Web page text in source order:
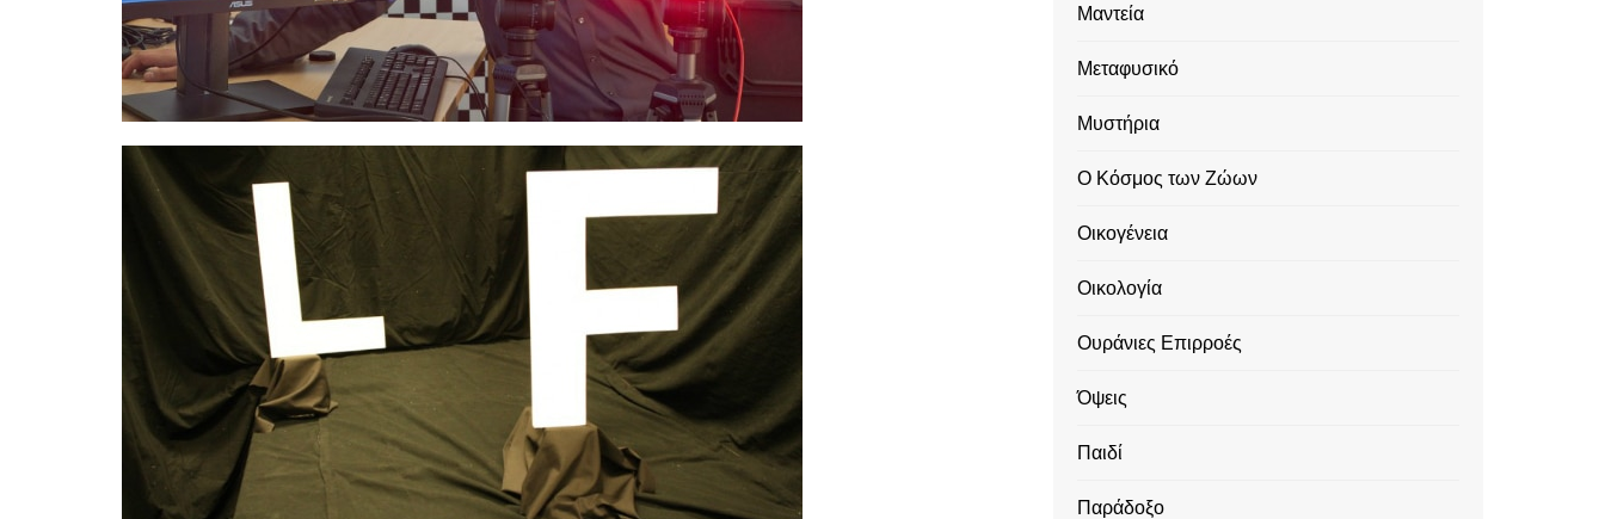
Μαντεία
Μεταφυσικό
Μυστήρια
Ο Κόσμος των Ζώων
Οικογένεια
Οικολογία
Ουράνιες Επιρροές
Όψεις
Παιδί
Παράδοξο